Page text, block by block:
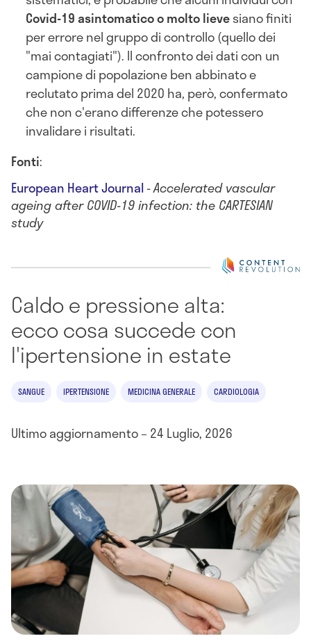
Covid-19 asintomatico o molto lievesiano finiti
per errore nel gruppo di controllo (quello dei
"mai contagiati"). Il confronto dei dati con un
campione di popolazione ben abbinato e
reclutato prima del 2020 ha, però, confermato
che non c'erano differenze che potessero
invalidare i risultati.
Fonti:
European Heart Journal-Accelerated vascular
ageing after COVID-19 infection: the CARTESIAN
study
Caldo e pressione alta:
ecco cosa succede con
l'ipertensione in estate
SANGUE IPERTENSIONE MEDICINA GENERALE CARDIOLOGIA
Ultimo aggiornamento – 24 Luglio, 2026